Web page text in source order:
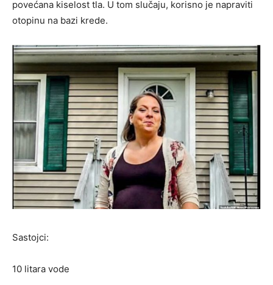
povećana kiselost tla. U tom slučaju, korisno je napraviti
otopinu na bazi krede.
Sastojci:
10 litara vode